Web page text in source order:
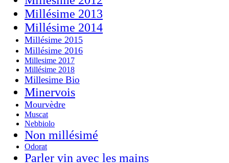
Millésime 2013
Millésime 2014
Millésime 2015
Millésime 2016
Millesime 2017
Millésime 2018
Millesime Bio
Minervois
Mourvèdre
Muscat
Nebbiolo
Non millésimé
Odorat
Parler vin avec les mains